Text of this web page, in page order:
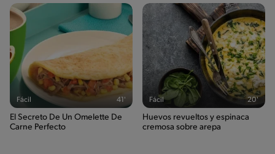
Fácil 41'
El Secreto De Un Omelette De
Carne Perfecto
Fácil 20'
Huevos revueltos y espinaca
cremosa sobre arepa